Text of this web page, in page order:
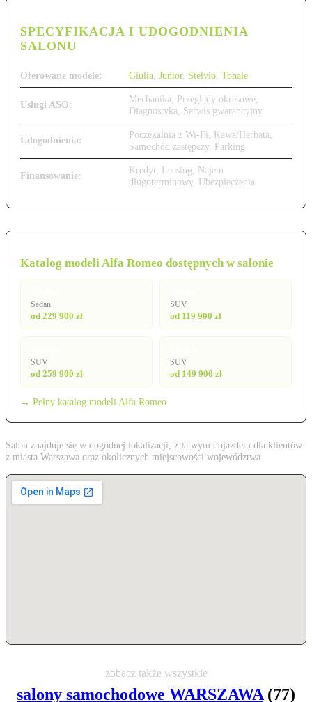
SPECYFIKACJA I UDOGODNIENIA
SALONU
Oferowane modele: Giulia Junior, Stelvio Tonale
Usługi ASO:
Mechanika, Przeglądy okresowe,
Diagnostyka, Serwis gwarancyjny
Udogodnienia:
Poczekalnia z Wi-Fi, Kawa/Herbata,
Samochód zastępczy, Parking
Finansowanie:
Kredyt, Leasing, Najem
długoterminowy, Ubezpieczenia
Katalog modeli Alfa Romeo dostępnych w salonie
Sedan
od 229 900 zł
SUV
od 119 900 zł
SUV
od 259 900 zł
SUV
od 149 900 zł
→ Pełny katalog modeli Alfa Romeo
Salon znajduje się w dogodnej lokalizacji, z łatwym dojazdem dla klientów
z miasta Warszawa oraz okolicznych miejscowości województwa.
zobacz także wszystkie
salony samochodowe WARSZAWA(77)